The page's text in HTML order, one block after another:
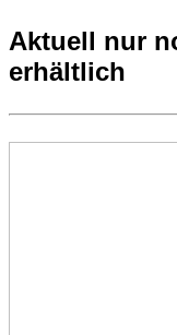
Aktuell nur
erhältlich